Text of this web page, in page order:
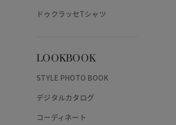
ドゥクラッセTシャツ
LOOKBOOK
STYLE PHOTO BOOK
デジタルカタログ
コーディネート